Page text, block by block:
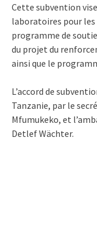
Cette subvention
laboratoires pour
programme de
du projet du
ainsi que le
L’accord de
Tanzanie, par le
Mfumukeko, et
Detlef Wächter.